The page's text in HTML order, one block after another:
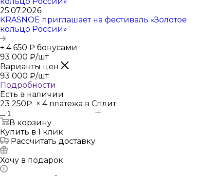
25.07.2026
KRASNOE приглашает на фестиваль «Золотое
кольцо России»
+ 4 650 ₽ бонусами
93 000 ₽/шт
Варианты цен
93 000 ₽/шт
Подробности
Есть в наличии
23 250₽ × 4 платежа в Сплит
В корзину
Купить в 1 клик
Рассчитать доставку
Хочу в подарок